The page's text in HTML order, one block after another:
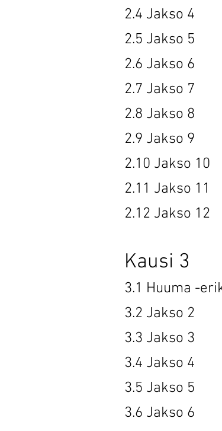
2.4
2.5
2.6
2.7
2.8
2.9
2.10
2.11
2.12
Kausi 3
3.1
3.2
3.3
3.4
3.5
3.6